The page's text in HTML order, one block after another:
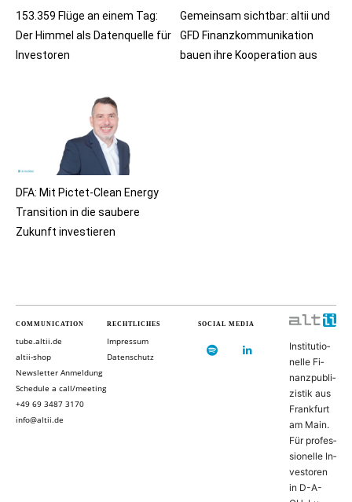
153.359 Flüge an einem Tag:
Der Himmel als Datenquelle für
Investoren
Gemeinsam sichtbar: altii und
GFD Finanzkommunikation
bauen ihre Kooperation aus
DFA: Mit Pictet-Clean Energy
Transition in die saubere
Zukunft investieren
COMMUNICATION
tube.altii.de
altii-shop
Newsletter Anmeldung
Schedule a call/meeting
+49 69 3487 3170
info@altii.de
RECHTLICHES
Impressum
Datenschutz
SOCIAL MEDIA
In­sti­tu­ti­o­
nel­le Fi­
nanz­pu­bli­
zis­tik aus
Frank­furt
am Main.
Für pro­fes­
si­o­nel­le In­
ves­to­ren
in D-­A­-